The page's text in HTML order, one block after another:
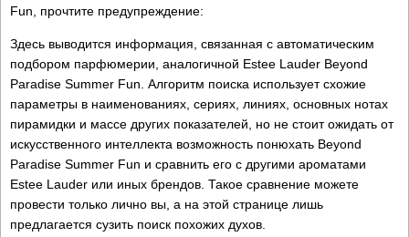
Fun, прочтите предупреждение:
Здесь выводится информация, связанная с автоматическим
подбором парфюмерии, аналогичной Estee Lauder Beyond
Paradise Summer Fun. Алгоритм поиска использует схожие
параметры в наименованиях, сериях, линиях, основных нотах
пирамидки и массе других показателей, но не стоит ожидать от
искусственного интеллекта возможность понюхать Beyond
Paradise Summer Fun и сравнить его с другими ароматами
Estee Lauder или иных брендов. Такое сравнение можете
провести только лично вы, а на этой странице лишь
предлагается сузить поиск похожих духов.